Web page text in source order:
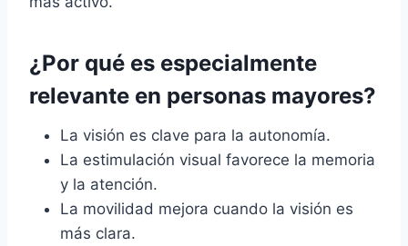
¿Por qué es especialmente
relevante en personas mayores?
La visión es clave para la autonomía.
La estimulación visual favorece la memoria
y la atención.
La movilidad mejora cuando la visión es
más clara.